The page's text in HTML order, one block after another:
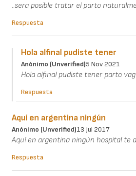
..sera posible tratar el parto
Respuesta
Hola alfinal pudiste tener
Anónimo (unverified)5 Nov 2021
Hola alfinal pudiste tener parto
Respuesta
Aquí en argentina ningún
Anónimo (unverified)13 Jul 2017
Aquí en argentina ningún hospital te
Respuesta